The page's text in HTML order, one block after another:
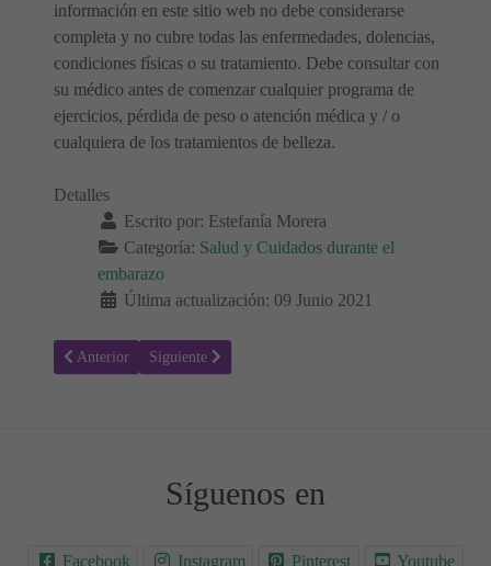
información en este sitio web no debe considerarse
completa y no cubre todas las enfermedades, dolencias,
condiciones físicas o su tratamiento. Debe consultar con
su médico antes de comenzar cualquier programa de
ejercicios, pérdida de peso o atención médica y / o
cualquiera de los tratamientos de belleza.
Detalles
Escrito por: Estefanía Morera
Categoría: Salud y Cuidados durante el
embarazo
Última actualización: 09 Junio 2021
Artículo anterior: Ecografía 4D ¿Cuándo hacerla? ¿Qué muestra?
Anterior Artículo siguiente: ¿Cómo controlar el hambre durante
Siguiente
Síguenos en
Facebook Instagram Pinterest Youtube